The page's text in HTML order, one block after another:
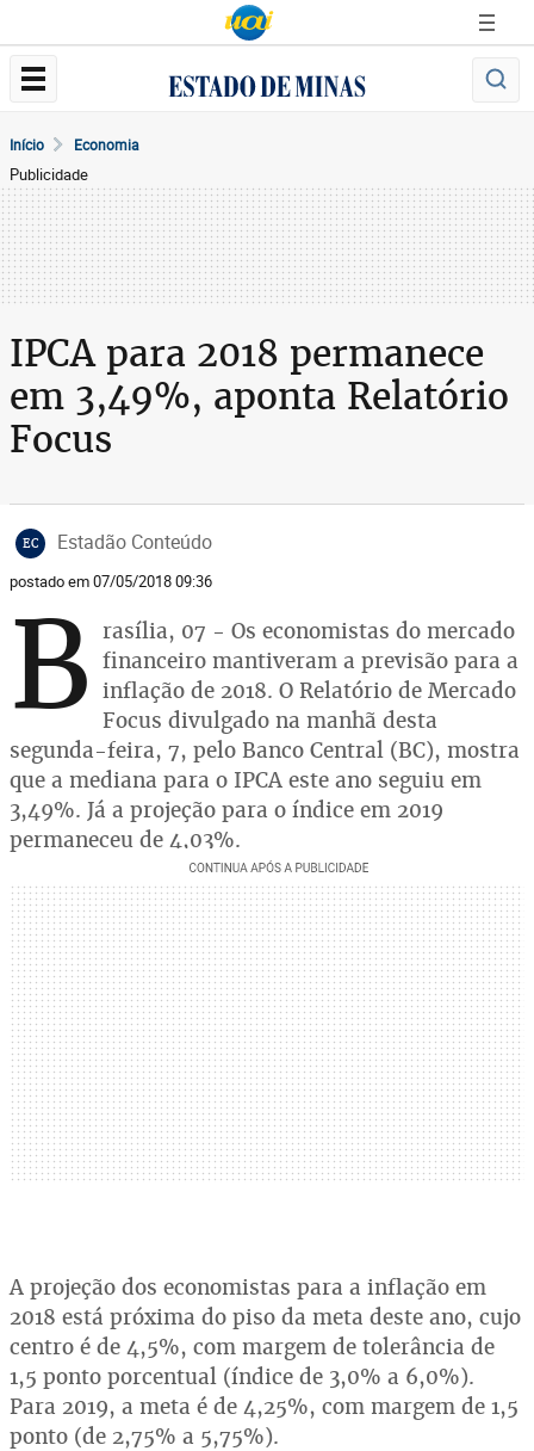
Início Economia
Publicidade
IPCA para 2018 permanece
em 3,49%, aponta Relatório
Focus
EC Estadão Conteúdo
postado em 07/05/2018 09:36
B rasília, 07 - Os economistas do mercado
financeiro mantiveram a previsão para a
inflação de 2018. O Relatório de Mercado
Focus divulgado na manhã desta
segunda-feira, 7, pelo Banco Central (BC), mostra
que a mediana para o IPCA este ano seguiu em
3,49%. Já a projeção para o índice em 2019
permaneceu de 4,03%.
A projeção dos economistas para a inflação em
2018 está próxima do piso da meta deste ano, cujo
centro é de 4,5%, com margem de tolerância de
1,5 ponto porcentual (índice de 3,0% a 6,0%).
Para 2019, a meta é de 4,25%, com margem de 1,5
ponto (de 2,75% a 5,75%).